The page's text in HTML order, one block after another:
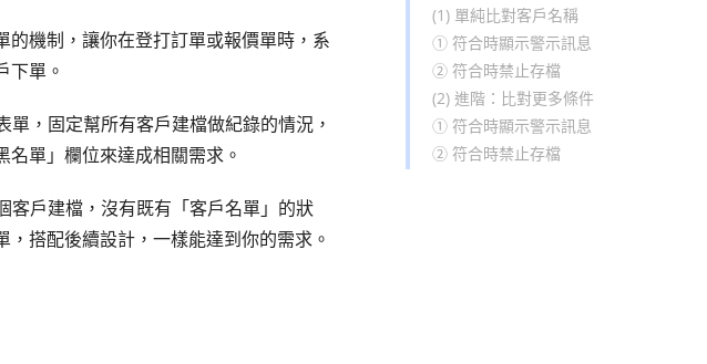
(1) 單純比對客戶名稱
① 符合時顯示警示訊息
② 符合時禁止存檔
(2) 進階：比對更多條件
① 符合時顯示警示訊息
② 符合時禁止存檔
機制，讓你在登打訂單或報價單時，系
下單。
，固定幫所有客戶建檔做紀錄的情況，
單」欄位來達成相關需求。
客戶建檔，沒有既有「客戶名單」的狀
搭配後續設計，一樣能達到你的需求。